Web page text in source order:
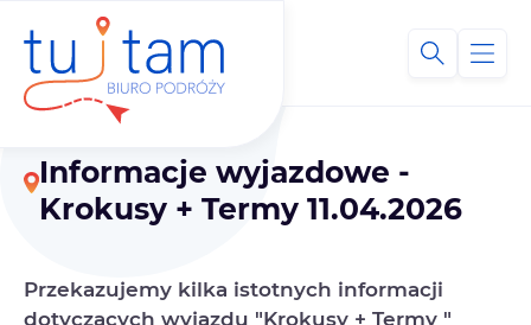
Informacje wyjazdowe -
Krokusy + Termy 11.04.2026
Przekazujemy kilka istotnych informacji
dotyczących wyjazdu "Krokusy + Termy "